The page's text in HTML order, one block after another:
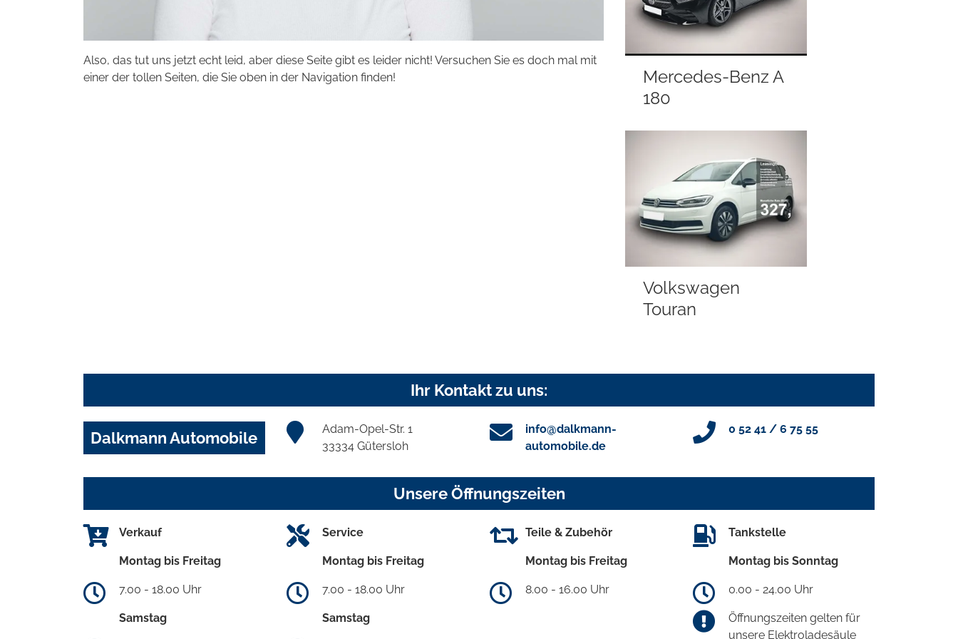
Also, das tut uns jetzt echt leid, aber diese Seite gibt es leider nicht! Versuchen Sie es doch mal mit
einer der tollen Seiten, die Sie oben in der Navigation finden!
Mercedes-Benz A
180
Volkswagen
Touran
Ihr Kontakt zu uns:
Dalkmann Automobile
Adam-Opel-Str. 1
33334 Gütersloh
info@dalkmann-
automobile.de
0 52 41 / 6 75 55
Unsere Öffnungszeiten
Verkauf
Montag bis Freitag
7.00 - 18.00 Uhr
Samstag
Service
Montag bis Freitag
7.00 - 18.00 Uhr
Samstag
Teile & Zubehör
Montag bis Freitag
8.00 - 16.00 Uhr
Tankstelle
Montag bis Sonntag
0.00 - 24.00 Uhr
Öffnungszeiten gelten für
unsere Elektroladesäule